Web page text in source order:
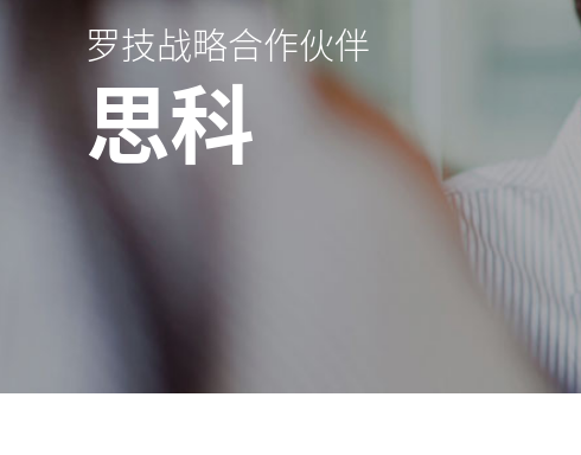
科
战
略
联
盟
罗技战略合作伙伴
思科